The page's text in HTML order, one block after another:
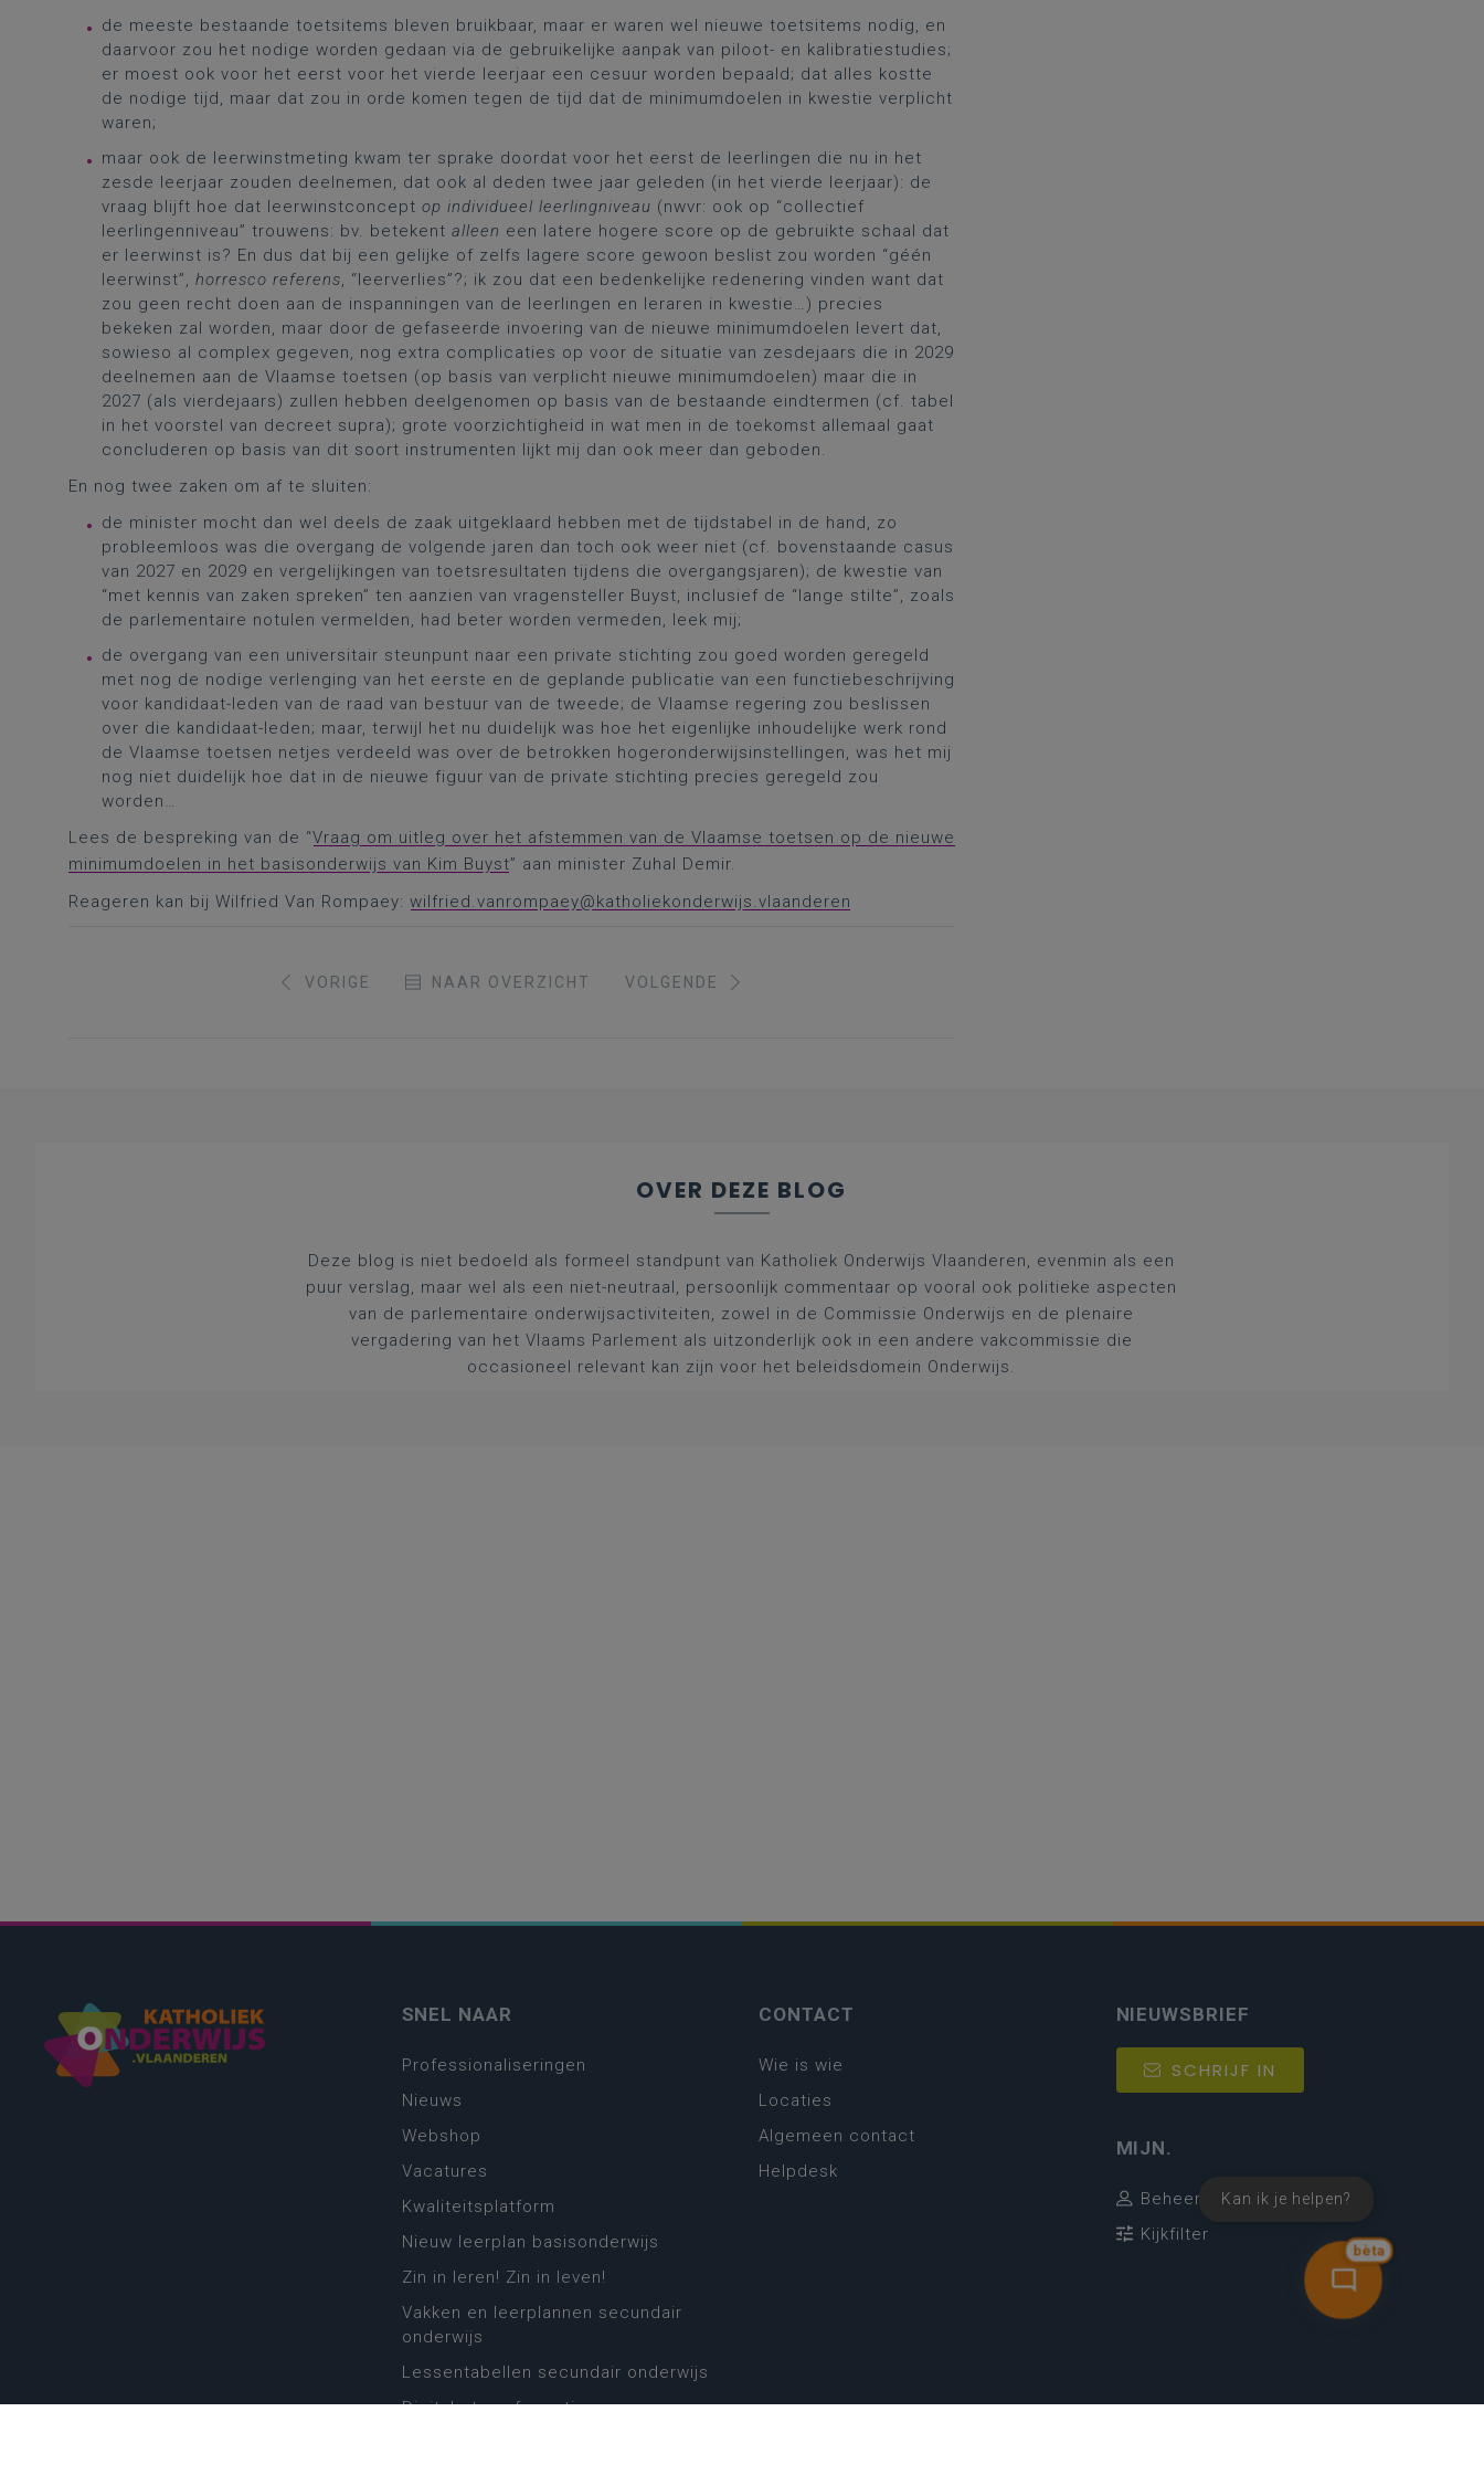
de meeste bestaande toetsitems bleven bruikbaar, maar er waren wel nieuwe toetsitems nodig, en
daarvoor zou het nodige worden gedaan via de gebruikelijke aanpak van piloot- en kalibratiestudies;
er moest ook voor het eerst voor het vierde leerjaar een cesuur worden bepaald; dat alles kostte
de nodige tijd, maar dat zou in orde komen tegen de tijd dat de minimumdoelen in kwestie verplicht
waren;
maar ook de leerwinstmeting kwam ter sprake doordat voor het eerst de leerlingen die nu in het
zesde leerjaar zouden deelnemen, dat ook al deden twee jaar geleden (in het vierde leerjaar): de
vraag blijft hoe dat leerwinstconcept op individueel leerlingniveau (nwvr: ook op “collectief
leerlingenniveau” trouwens: bv. betekent alleen een latere hogere score op de gebruikte schaal dat
er leerwinst is? En dus dat bij een gelijke of zelfs lagere score gewoon beslist zou worden “géén
leerwinst”, horresco referens, “leerverlies”?; ik zou dat een bedenkelijke redenering vinden want dat
zou geen recht doen aan de inspanningen van de leerlingen en leraren in kwestie…) precies
bekeken zal worden, maar door de gefaseerde invoering van de nieuwe minimumdoelen levert dat,
sowieso al complex gegeven, nog extra complicaties op voor de situatie van zesdejaars die in 2029
deelnemen aan de Vlaamse toetsen (op basis van verplicht nieuwe minimumdoelen) maar die in
2027 (als vierdejaars) zullen hebben deelgenomen op basis van de bestaande eindtermen (cf. tabel
in het voorstel van decreet supra); grote voorzichtigheid in wat men in de toekomst allemaal gaat
concluderen op basis van dit soort instrumenten lijkt mij dan ook meer dan geboden.
En nog twee zaken om af te sluiten:
de minister mocht dan wel deels de zaak uitgeklaard hebben met de tijdstabel in de hand, zo
probleemloos was die overgang de volgende jaren dan toch ook weer niet (cf. bovenstaande casus
van 2027 en 2029 en vergelijkingen van toetsresultaten tijdens die overgangsjaren); de kwestie van
“met kennis van zaken spreken” ten aanzien van vragensteller Buyst, inclusief de “lange stilte”, zoals
de parlementaire notulen vermelden, had beter worden vermeden, leek mij;
de overgang van een universitair steunpunt naar een private stichting zou goed worden geregeld
met nog de nodige verlenging van het eerste en de geplande publicatie van een functiebeschrijving
voor kandidaat-leden van de raad van bestuur van de tweede; de Vlaamse regering zou beslissen
over die kandidaat-leden; maar, terwijl het nu duidelijk was hoe het eigenlijke inhoudelijke werk rond
de Vlaamse toetsen netjes verdeeld was over de betrokken hogeronderwijsinstellingen, was het mij
nog niet duidelijk hoe dat in de nieuwe figuur van de private stichting precies geregeld zou
worden…
Lees de bespreking van de “Vraag om uitleg over het afstemmen van de Vlaamse toetsen op de nieuwe
minimumdoelen in het basisonderwijs van Kim Buyst” aan minister Zuhal Demir.
Reageren kan bij Wilfried Van Rompaey: wilfried.vanrompaey@katholiekonderwijs.vlaanderen
VORIGE NAAR OVERZICHT VOLGENDE
OVER DEZE BLOG
Deze blog is niet bedoeld als formeel standpunt van Katholiek Onderwijs Vlaanderen, evenmin als een
puur verslag, maar wel als een niet-neutraal, persoonlijk commentaar op vooral ook politieke aspecten
van de parlementaire onderwijsactiviteiten, zowel in de Commissie Onderwijs en de plenaire
vergadering van het Vlaams Parlement als uitzonderlijk ook in een andere vakcommissie die
occasioneel relevant kan zijn voor het beleidsdomein Onderwijs.
bèta
Kan ik je helpen?
SNEL NAAR
Professionaliseringen
Nieuws
Webshop
Vacatures
Kwaliteitsplatform
Nieuw leerplan basisonderwijs
Zin in leren! Zin in leven!
Vakken en leerplannen secundair
onderwijs
Lessentabellen secundair onderwijs
Digitale transformatie
CONTACT
Wie is wie
Locaties
Algemeen contact
Helpdesk
NIEUWSBRIEF
SCHRIJF IN
MIJN.
Beheer
Kijkfilter